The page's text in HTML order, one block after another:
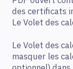
des certificats
Le Volet des
Le Volet des
masquer les